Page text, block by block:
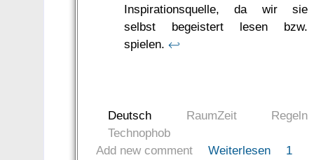
Inspirationsquelle, da wir sie
selbst begeistert lesen bzw.
spielen. ↩
Deutsch RaumZeit
Regeln
Technophob
Add new comment
Weiterlesen
1